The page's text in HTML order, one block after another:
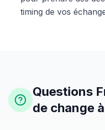
timing de vos
Questions
de change